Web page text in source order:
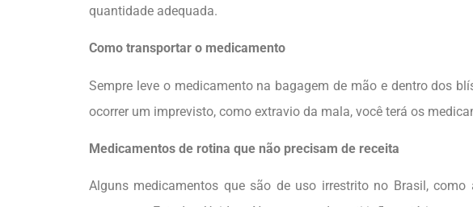
quantidade adequada.
Como transportar o medicamento
Sempre leve o medicamento na bagagem de mão e dentro dos
ocorrer um imprevisto, como extravio da mala, você terá os
Medicamentos de rotina que não precisam de receita
Alguns medicamentos que são de uso irrestrito no Brasil,